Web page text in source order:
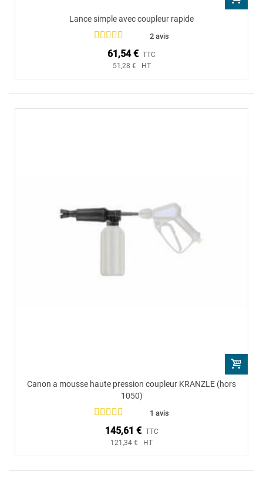
Lance simple avec coupleur rapide
2 avis
61,54 € TTC
51,28 € HT
Canon a mousse haute pression coupleur KRANZLE (hors
1050)
1 avis
145,61 € TTC
121,34 € HT